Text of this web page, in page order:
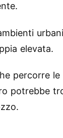
elevata.
percorre le
potrebbe